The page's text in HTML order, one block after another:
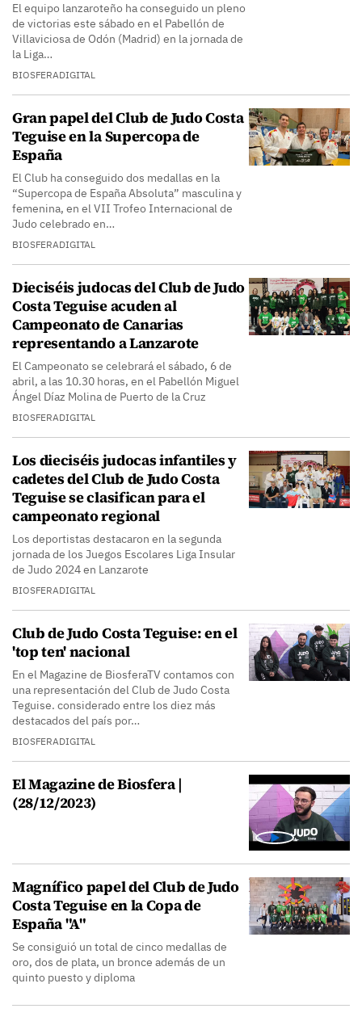
El equipo lanzaroteño ha conseguido un pleno
de victorias este sábado en el Pabellón de
Villaviciosa de Odón (Madrid) en la jornada de
la Liga…
BIOSFERADIGITAL
Gran papel del Club de Judo Costa
Teguise en la Supercopa de
España
El Club ha conseguido dos medallas en la
“Supercopa de España Absoluta” masculina y
femenina, en el VII Trofeo Internacional de
Judo celebrado en…
BIOSFERADIGITAL
Dieciséis judocas del Club de Judo
Costa Teguise acuden al
Campeonato de Canarias
representando a Lanzarote
El Campeonato se celebrará el sábado, 6 de
abril, a las 10.30 horas, en el Pabellón Miguel
Ángel Díaz Molina de Puerto de la Cruz
BIOSFERADIGITAL
Los dieciséis judocas infantiles y
cadetes del Club de Judo Costa
Teguise se clasifican para el
campeonato regional
Los deportistas destacaron en la segunda
jornada de los Juegos Escolares Liga Insular
de Judo 2024 en Lanzarote
BIOSFERADIGITAL
Club de Judo Costa Teguise: en el
'top ten' nacional
En el Magazine de BiosferaTV contamos con
una representación del Club de Judo Costa
Teguise. considerado entre los diez más
destacados del país por…
BIOSFERADIGITAL
El Magazine de Biosfera |
(28/12/2023)
Magnífico papel del Club de Judo
Costa Teguise en la Copa de
España "A"
Se consiguió un total de cinco medallas de
oro, dos de plata, un bronce además de un
quinto puesto y diploma